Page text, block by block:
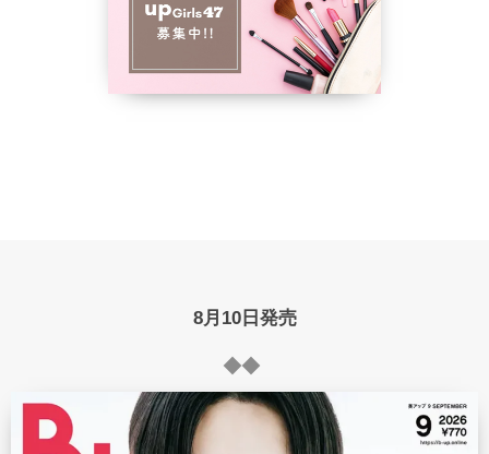
8月10日発売